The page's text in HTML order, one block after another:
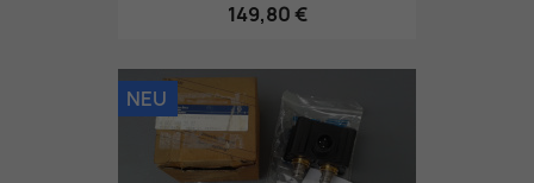
149,80 €
NEU